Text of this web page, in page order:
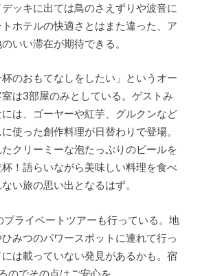
ッキに出ては鳥のさえずりや波音に
ホテルの快適さとはまた違った、ア
いい滞在が期待できる。
杯のおもてなしをしたい」というオー
は3部屋のみとしている。ゲストみ
は、ゴーヤーや紅芋、グルクンなど
使った創作料理が日替わりで登場。
クリーミーな泡たっぷりのビールを
！語らいながら美味しい料理を食べ
い旅の思い出となるはず。
ライベートツアーも行っている。地
みつのパワースポットに連れて行っ
は載っていない発見があるかも。宿
のでその点はご安心を。